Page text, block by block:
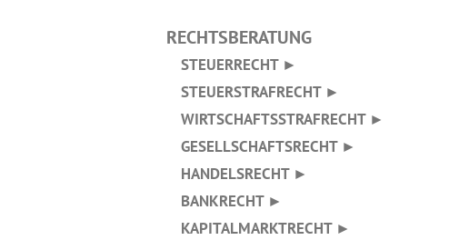
RECHTSBERATUNG
STEUERRECHT ►
STEUERSTRAFRECHT ►
WIRTSCHAFTSSTRAFRECHT ►
GESELLSCHAFTSRECHT ►
HANDELSRECHT ►
BANKRECHT ►
KAPITALMARKTRECHT ►